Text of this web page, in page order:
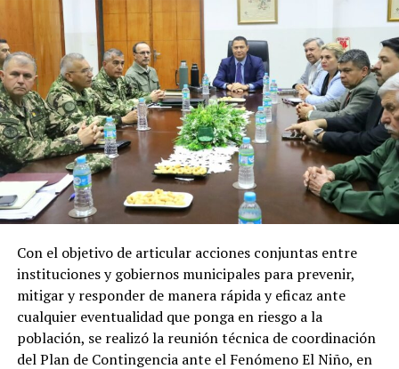
Recursos que representan un apoyo clave
para el desarrollo económico, social y
energético del país
Los recursos provenientes de los royalties tienen como
destino el financiamiento de gastos contemplados en el
Presupuesto General de la Nación (PGN), ejecutadas por
el Ministerio de Economía y Finanzas (MEF) destinada a
gobernaciones y municipios para la ejecución de obras y
proyectos.
Por el lado de los fondos provenientes de la cesión de
energía son destinados al Fondo Nacional de
Alimentación Escolar (Fonae), permitiendo fortalecer
las inversiones de los gobiernos departamentales y
municipales en esta materia.
Con el objetivo de articular acciones conjuntas entre
instituciones y gobiernos municipales para prevenir,
mitigar y responder de manera rápida y eficaz ante
cualquier eventualidad que ponga en riesgo a la
población, se realizó la reunión técnica de coordinación
del Plan de Contingencia ante el Fenómeno El Niño, en